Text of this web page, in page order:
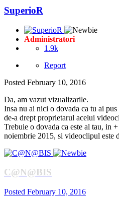
SuperioR
Administratori
1.9k
Report
Posted February 10, 2016
Da, am vazut vizualizarile.
Insa nu ai nici o dovada ca tu ai
de-a drept proprietarul acelui
Trebuie o dovada ca este al tau, in
noiembrie 2015, si videoclipul este
C@N@BIS
Posted February 10, 2016